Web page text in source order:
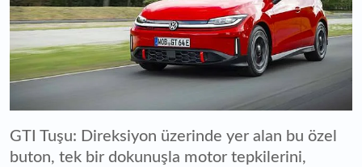
GTI Tuşu: Direksiyon üzerinde yer alan bu özel
buton, tek bir dokunuşla motor tepkilerini,